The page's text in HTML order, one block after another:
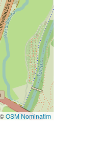
OSM Nominatim